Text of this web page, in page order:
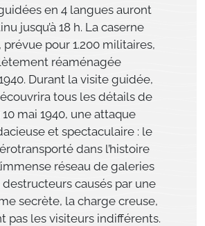
en 4 langues auront
jusqu’à 18 h. La caserne
pour 1.200 militaires,
réaménagée
Durant la visite guidée,
tous les détails de
10 mai 1940, une attaque
et spectaculaire : le
dans l’histoire
réseau de galeries
causés par une
secrète, la charge creuse,
pas les visiteurs indifférents.